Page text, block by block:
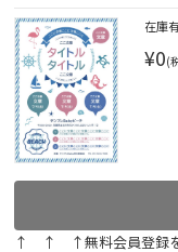
在庫
¥0(
↑ ↑ ↑無料会員登録を